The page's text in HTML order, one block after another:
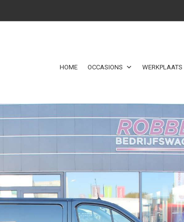
HOME OCCASIONS WERKPLAATS